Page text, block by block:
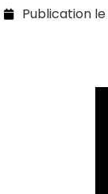
Publication le